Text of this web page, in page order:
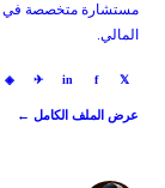
مستشارة متخصصة في
المالي.
𝕏
f
in
✈
◈
عرض الملف الكامل ←